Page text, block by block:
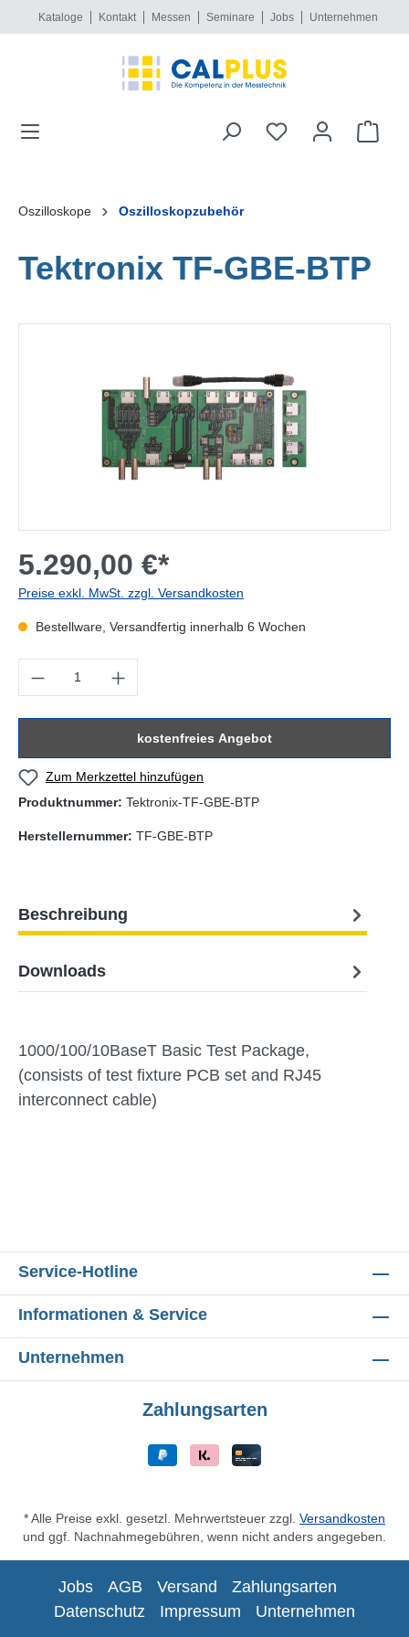
springen
Kataloge Kontakt Messen Seminare Jobs Unternehmen
Oszilloskope Oszilloskopzubehör
Tektronix TF-GBE-BTP
5.290,00 €*
Preise exkl. MwSt. zzgl. Versandkosten
Bestellware, Versandfertig innerhalb 6 Wochen
kostenfreies Angebot
Zum Merkzettel hinzufügen
Produktnummer: Tektronix-TF-GBE-BTP
Herstellernummer: TF-GBE-BTP
Beschreibung
Downloads
1000/100/10BaseT Basic Test Package,
(consists of test fixture PCB set and RJ45
interconnect cable)
Service-Hotline
Informationen & Service
Unternehmen
Zahlungsarten
* Alle Preise exkl. gesetzl. Mehrwertsteuer zzgl. Versandkosten
und ggf. Nachnahmegebühren, wenn nicht anders angegeben.
Jobs AGB Versand
Zahlungsarten
Datenschutz
Impressum Unternehmen